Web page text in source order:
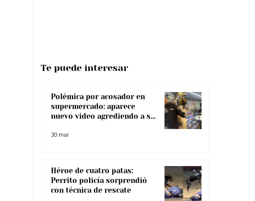
Polémica por acosador en
supermercado: aparece
nuevo video agrediendo a su
30 mar
Héroe de cuatro patas:
Perrito policía sorprendió
con técnica de rescate
Te puede interesar